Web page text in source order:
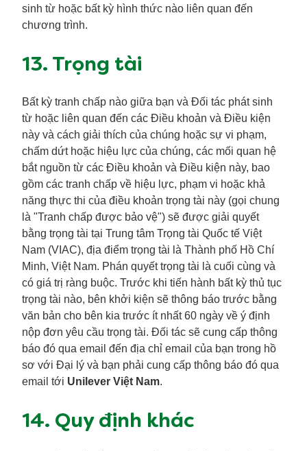
sinh từ hoặc bất kỳ hình thức nào liên quan đến
chương trình.
13. Trọng tài
Bất kỳ tranh chấp nào giữa bạn và Đối tác phát sinh
từ hoặc liên quan đến các Điều khoản và Điều kiện
này và cách giải thích của chúng hoặc sự vi phạm,
chấm dứt hoặc hiệu lực của chúng, các mối quan hệ
bắt nguồn từ các Điều khoản và Điều kiện này, bao
gồm các tranh chấp về hiệu lực, phạm vi hoặc khả
năng thực thi của điều khoản trọng tài này (gọi chung
là "Tranh chấp được bảo vệ") sẽ được giải quyết
bằng trọng tài tại Trung tâm Trọng tài Quốc tế Việt
Nam (VIAC), địa điểm trọng tài là Thành phố Hồ Chí
Minh, Việt Nam. Phán quyết trọng tài là cuối cùng và
có giá trị ràng buộc. Trước khi tiến hành bất kỳ thủ tục
trọng tài nào, bên khởi kiện sẽ thông báo trước bằng
văn bản cho bên kia trước ít nhất 60 ngày về ý định
nộp đơn yêu cầu trọng tài. Đối tác sẽ cung cấp thông
báo đó qua email đến địa chỉ email của bạn trong hồ
sơ với Đại lý và bạn phải cung cấp thông báo đó qua
email tới Unilever Việt Nam.
14. Quy định khác